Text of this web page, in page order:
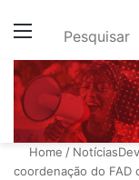
Menu
Home / Notícias
coordenação do FAD